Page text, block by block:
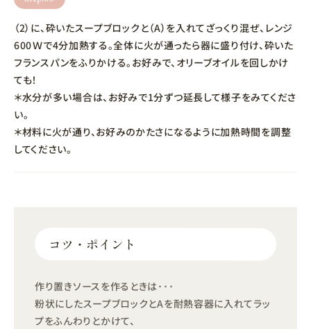
（2）に、砕いたスープブロックと（A）を入れてざっくり混ぜ、レンジ
600Ｗで4分加熱する。全体に火が通ったら器に盛り付け、砕いた
フランスパンをふりかける。お好みで、オリーブオイルを回しかけ
ても！
＊水分が多い場合は、お好みで1分ずつ延長して様子をみてくださ
い。
＊材料に火が通り、お好みのかたさになるように加熱時間を調整
してください。
コツ・ポイント
作り置きソースを作るときは･･･
粉状にしたスープブロックとAを耐熱容器に入れてラッ
プをふんわりとかけて、